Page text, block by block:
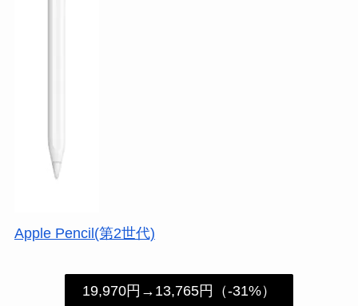
Apple Pencil(第2世代)
19,970円→13,765円（-31%）